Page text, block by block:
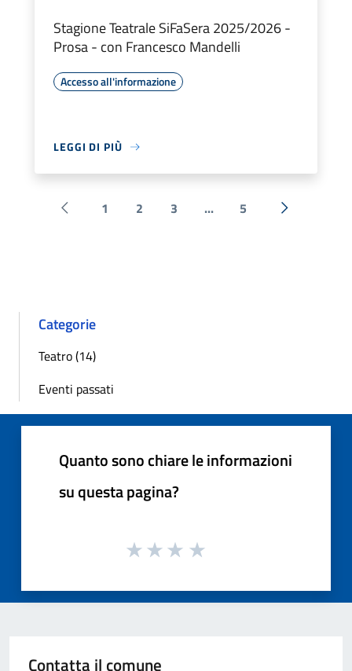
Stagione Teatrale SiFaSera 2025/2026 -
Prosa - con Francesco Mandelli
Accesso all'informazione
LEGGI DI PIÙ
Pagina precedente
1 2 3 ... 5 Successiva
Categorie
Teatro (14)
Eventi passati
Quanto sono chiare le informazioni
su questa pagina?
Contatta il comune